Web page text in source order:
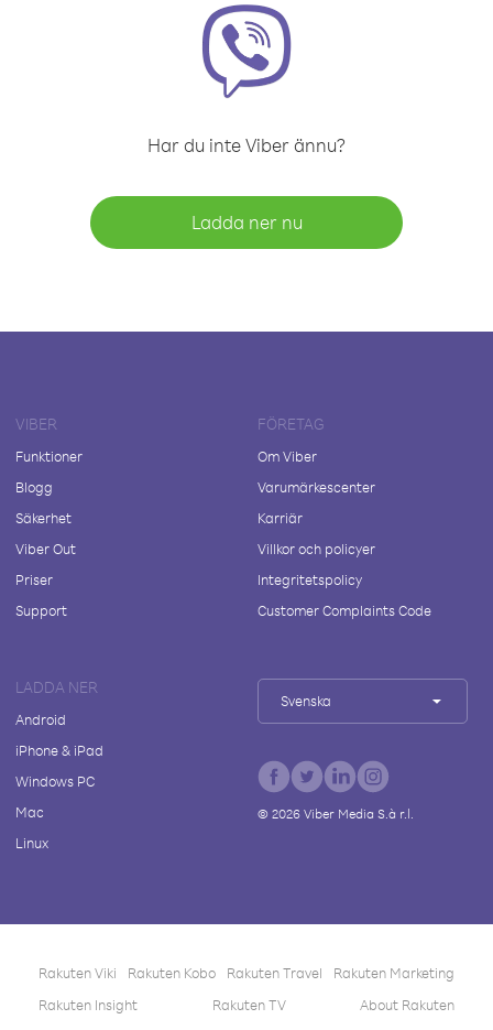
Har du inte Viber ännu?
Ladda ner nu
VIBER
Funktioner
Blogg
Säkerhet
Viber Out
Priser
Support
FÖRETAG
Om Viber
Varumärkescenter
Karriär
Villkor och policyer
Integritetspolicy
Customer Complaints Code
LADDA NER
Android
iPhone & iPad
Windows PC
Mac
Linux
Svenska
© 2026Viber Media S.à r.l.
Rakuten Viki Rakuten Kobo Rakuten Travel
Rakuten Marketing
Rakuten Insight
Rakuten TV About Rakuten